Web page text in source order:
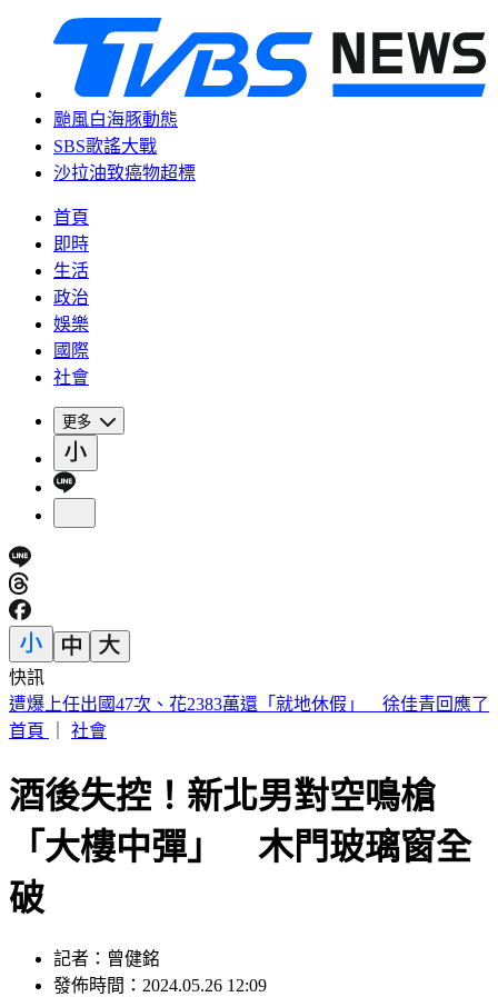
颱風白海豚動態
SBS歌謠大戰
沙拉油致癌物超標
首頁
即時
生活
政治
娛樂
國際
社會
更多
快訊
週五颱風假？白海豚颱風恐削北部陸地 暴風侵襲率又變了
首頁
社會
酒後失控！新北男對空鳴槍
「大樓中彈」 木門玻璃窗全
破
記者：曾健銘
發佈時間：2024.05.26 12:09